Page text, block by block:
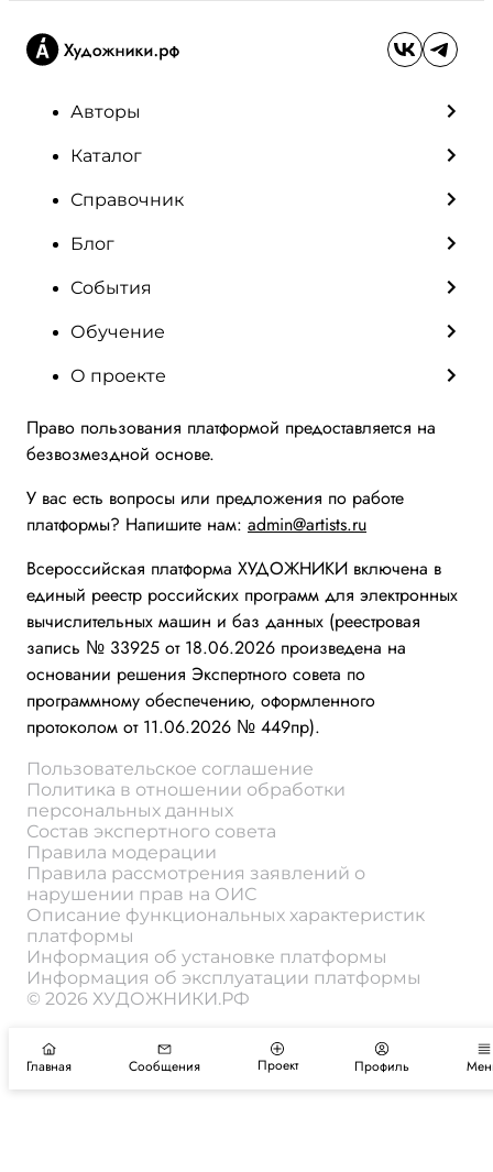
Авторы
Каталог
Справочник
Блог
События
Обучение
О проекте
Право пользования платформой предоставляется на
безвозмездной основе.
У вас есть вопросы или предложения по работе
платформы? Напишите нам: admin@artists.ru
Всероссийская платформа ХУДОЖНИКИ включена в
единый реестр российских программ для электронных
вычислительных машин и баз данных (реестровая
запись № 33925 от 18.06.2026 произведена на
основании решения Экспертного совета по
программному обеспечению, оформленного
протоколом от 11.06.2026 № 449пр).
Пользовательское соглашение
Политика в отношении обработки
персональных данных
Состав экспертного совета
Правила модерации
Правила рассмотрения заявлений о
нарушении прав на ОИС
Описание функциональных характеристик
платформы
Информация об установке платформы
Информация об эксплуатации платформы
© 2026 ХУДОЖНИКИ.РФ
Главная Сообщения Проект Профиль